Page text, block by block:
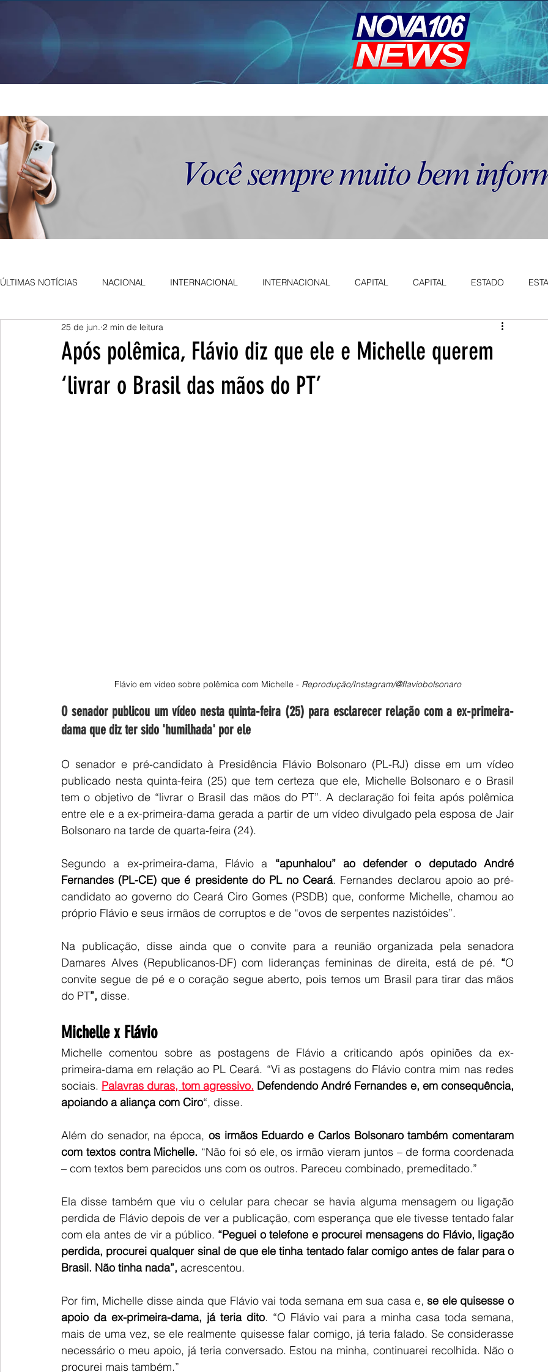
ÚLTIMAS NOTÍCIAS NACIONAL INTERNACIONAL INTERNACIONAL CAPITAL CAPITAL ESTADO
AGRO NEWS DESTAQUE
Após polêmica, Flávio diz que ele e Michelle querem
‘livrar o Brasil das mãos do PT’
25 de jun. 2 min de leitura
Flávio em vídeo sobre polêmica com Michelle - Reprodução/Instagram/@flaviobolsonaro
O senador publicou um vídeo nesta quinta-feira (25) para esclarecer relação com a ex-primeira-
dama que diz ter sido 'humilhada' por ele
O senador e pré-candidato à Presidência Flávio Bolsonaro (PL-RJ) disse em um vídeo
publicado nesta quinta-feira (25) que tem certeza que ele, Michelle Bolsonaro e o Brasil
tem o objetivo de “livrar o Brasil das mãos do PT”. A declaração foi feita após polêmica
entre ele e a ex-primeira-dama gerada a partir de um vídeo divulgado pela esposa de Jair
Bolsonaro na tarde de quarta-feira (24).
Segundo a ex-primeira-dama, Flávio a “apunhalou” ao defender o deputado André
Fernandes (PL-CE) que é presidente do PL no Ceará. Fernandes declarou apoio ao pré-
candidato ao governo do Ceará Ciro Gomes (PSDB) que, conforme Michelle, chamou ao
próprio Flávio e seus irmãos de corruptos e de “ovos de serpentes nazistóides”.
Na publicação, disse ainda que o convite para a reunião organizada pela senadora
Damares Alves (Republicanos-DF) com lideranças femininas de direita, está de pé. “O
convite segue de pé e o coração segue aberto, pois temos um Brasil para tirar das mãos
do PT”, disse.
Michelle x Flávio
Michelle comentou sobre as postagens de Flávio a criticando após opiniões da ex-
primeira-dama em relação ao PL Ceará. “Vi as postagens do Flávio contra mim nas redes
sociais. Palavras duras, tom agressivo. Defendendo André Fernandes e, em consequência,
apoiando a aliança com Ciro“, disse.
Além do senador, na época, os irmãos Eduardo e Carlos Bolsonaro também comentaram
com textos contra Michelle. “Não foi só ele, os irmão vieram juntos – de forma coordenada
– com textos bem parecidos uns com os outros. Pareceu combinado, premeditado.”
Ela disse também que viu o celular para checar se havia alguma mensagem ou ligação
perdida de Flávio depois de ver a publicação, com esperança que ele tivesse tentado falar
com ela antes de vir a público. “Peguei o telefone e procurei mensagens do Flávio, ligação
perdida, procurei qualquer sinal de que ele tinha tentado falar comigo antes de falar para o
Brasil. Não tinha nada”, acrescentou.
Por fim, Michelle disse ainda que Flávio vai toda semana em sua casa e, se ele quisesse o
apoio da ex-primeira-dama, já teria dito. “O Flávio vai para a minha casa toda semana,
mais de uma vez, se ele realmente quisesse falar comigo, já teria falado. Se considerasse
necessário o meu apoio, já teria conversado. Estou na minha, continuarei recolhida. Não o
procurei mais também.”